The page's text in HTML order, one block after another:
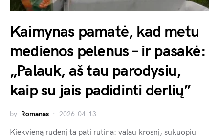
Kaimynas pamatė, kad metu
medienos pelenus – ir pasakė:
„Palauk, aš tau parodysiu,
kaip su jais padidinti derlių”
by Romanas 2026-04-13
Kiekvieną rudenį ta pati rutina: valau krosnį, sukuopiu